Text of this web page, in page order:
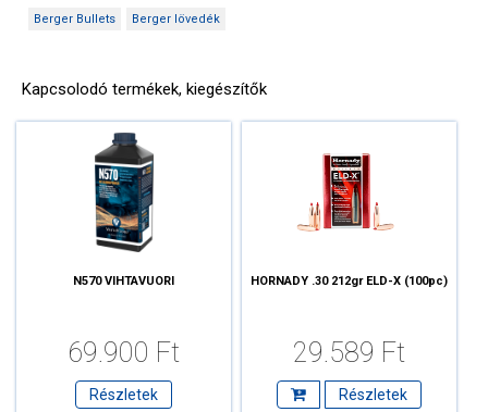
Berger Bullets Berger lövedék
Kapcsolodó termékek, kiegészítők
N570 VIHTAVUORI
69.900 Ft
Részletek
HORNADY .30 212gr ELD-X (100pc)
29.589 Ft
Részletek